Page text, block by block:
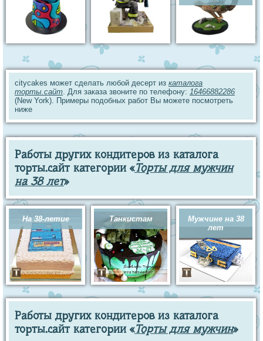
citycakes может сделать любой десерт из каталога
торты.сайт. Для заказа звоните по телефону: 16466882286
(New York). Примеры подобных работ Вы можете посмотреть
ниже
Работы других кондитеров из каталога
торты.сайт категории «Торты для мужчин
на 38 лет»
На 38-летие Танкистам
Мужчине на 38
лет
Работы других кондитеров из каталога
торты.сайт категории «Торты для мужчин»